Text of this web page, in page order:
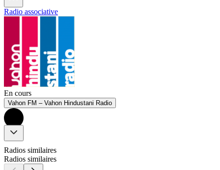
Radio associative
En cours
Vahon FM – Vahon Hindustani Radio
Radios similaires
Radios similaires